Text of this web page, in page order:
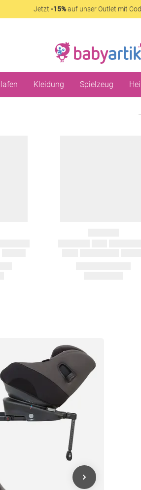
Jetzt -15%auf unser Outlet mit
Kleidung Spielzeug